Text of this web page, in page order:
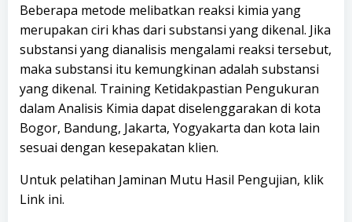
Beberapa metode melibatkan reaksi kimia yang
merupakan ciri khas dari substansi yang dikenal. Jika
substansi yang dianalisis mengalami reaksi tersebut,
maka substansi itu kemungkinan adalah substansi
yang dikenal. Training Ketidakpastian Pengukuran
dalam Analisis Kimia dapat diselenggarakan di kota
Bogor, Bandung, Jakarta, Yogyakarta dan kota lain
sesuai dengan kesepakatan klien.
Untuk pelatihan Jaminan Mutu Hasil Pengujian, klik
Link ini.